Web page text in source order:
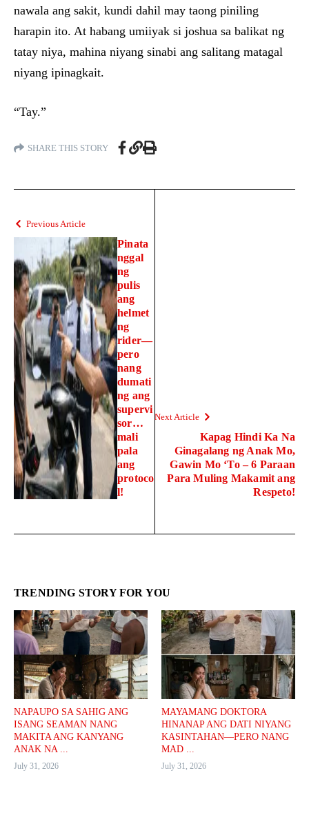
nawala ang sakit, kundi dahil may taong piniling
harapin ito. At habang umiiyak si joshua sa balikat ng
tatay niya, mahina niyang sinabi ang salitang matagal
niyang ipinagkait.
“Tay.”
SHARE THIS STORY
Previous Article
Pinata
nggal
ng
pulis
ang
helmet
ng
rider—
pero
nang
dumati
ng ang
supervi
sor…
mali
pala
ang
protoco
l!
Next Article
Kapag Hindi Ka Na
Ginagalang ng Anak Mo,
Gawin Mo ‘To – 6 Paraan
Para Muling Makamit ang
Respeto!
TRENDING STORY FOR YOU
NAPAUPO SA SAHIG ANG
ISANG SEAMAN NANG
MAKITA ANG KANYANG
ANAK NA ...
July 31, 2026
MAYAMANG DOKTORA
HINANAP ANG DATI NIYANG
KASINTAHAN—PERO NANG
MAD ...
July 31, 2026